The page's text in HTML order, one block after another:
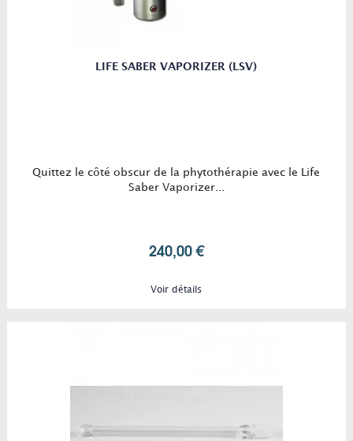
LIFE SABER VAPORIZER (LSV)
Quittez le côté obscur de la phytothérapie avec le Life
Saber Vaporizer...
240,00 €
Voir détails